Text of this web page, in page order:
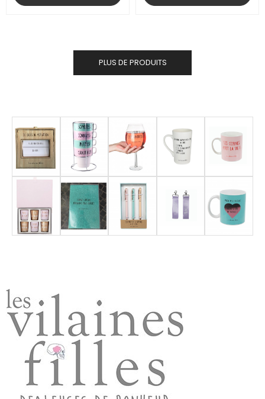
PLUS DE PRODUITS